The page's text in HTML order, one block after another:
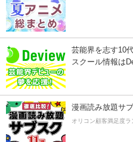
芸能界を志す10
スクール情報は
漫画読み放題サ
オリコン顧客満足度ラ